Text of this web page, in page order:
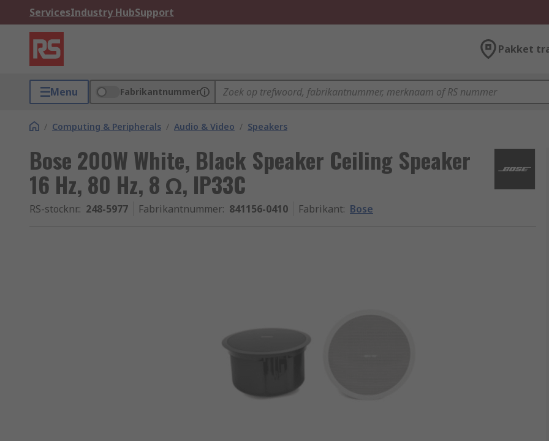
ServicesIndustry HubSupport
Pakket
Menu Fabrikantnummer
/ Computing & Peripherals / Audio & Video / Speakers
Bose 200W White, Black Speaker Ceiling Speaker
16 Hz, 80 Hz, 8 Ω, IP33C
RS-stocknr.: 248-5977 Fabrikantnummer: 841156-0410 Fabrikant: Bose